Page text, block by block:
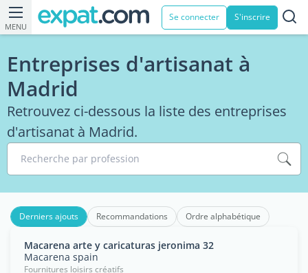
MENU
Se connecter S'inscrire
Entreprises d'artisanat à
Madrid
Retrouvez ci-dessous la liste des entreprises
d'artisanat à Madrid.
Recherche par profession
Derniers ajouts Recommandations Ordre alphabétique
Macarena arte y caricaturas jeronima 32
Macarena spain
Fournitures loisirs créatifs